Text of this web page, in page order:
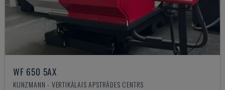
WF 650 5AX
KUNZMANN - VERTIKĀLAIS APSTRĀDES CENTRS